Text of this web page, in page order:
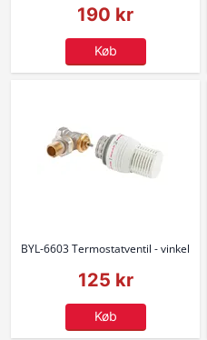
190 kr
Køb
BYL-6603 Termostatventil - vinkel
125 kr
Køb